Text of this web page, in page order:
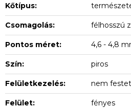
Kőtípus:
Csomagolás: félhosszú
Pontos méret: 4,6 - 4,8
Szín: piros
Felületkezelés: nem
Felület: fényes